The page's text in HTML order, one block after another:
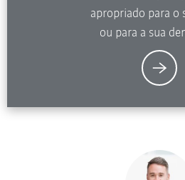
apropriado para o
ou para a sua